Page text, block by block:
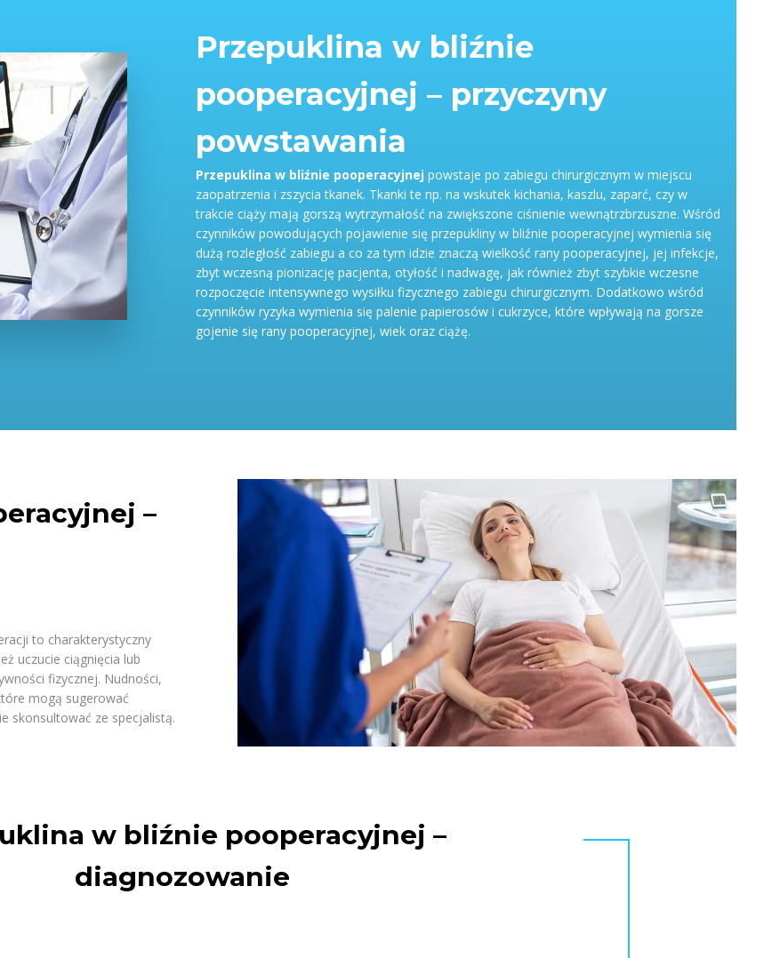
Przepuklina w bliźnie
pooperacyjnej – przyczyny
powstawania
Przepuklina w bliźnie pooperacyjnej powstaje po zabiegu chirurgicznym w miejscu
zaopatrzenia i zszycia tkanek. Tkanki te np. na wskutek kichania, kaszlu, zaparć, czy w
trakcie ciąży mają gorszą wytrzymałość na zwiększone ciśnienie wewnątrzbrzuszne. Wśród
czynników powodujących pojawienie się przepukliny w bliźnie pooperacyjnej wymienia się
dużą rozległość zabiegu a co za tym idzie znaczą wielkość rany pooperacyjnej, jej infekcje,
zbyt wczesną pionizację pacjenta, otyłość i nadwagę, jak również zbyt szybkie wczesne
rozpoczęcie intensywnego wysiłku fizycznego zabiegu chirurgicznym. Dodatkowo wśród
czynników ryzyka wymienia się palenie papierosów i cukrzyce, które wpływają na gorsze
gojenie się rany pooperacyjnej, wiek oraz ciążę.
–
to charakterystyczny
uczucie ciągnięcia lub
fizycznej. Nudności,
mogą sugerować
skonsultować ze specjalistą.
w bliźnie pooperacyjnej –
diagnozowanie